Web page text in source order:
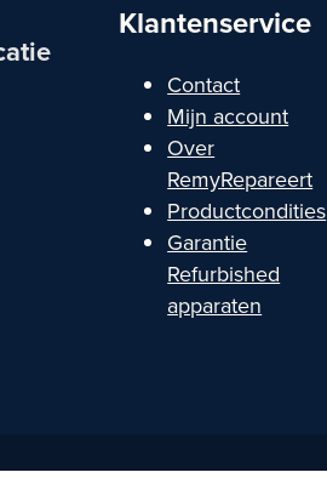
Klantenservice
Contact
Mijn account
Over
RemyRepareert
Productcondities
Garantie
Refurbished
apparaten